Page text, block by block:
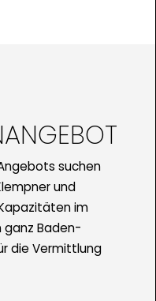
suchen
und
im
ganz Baden-
die Vermittlung